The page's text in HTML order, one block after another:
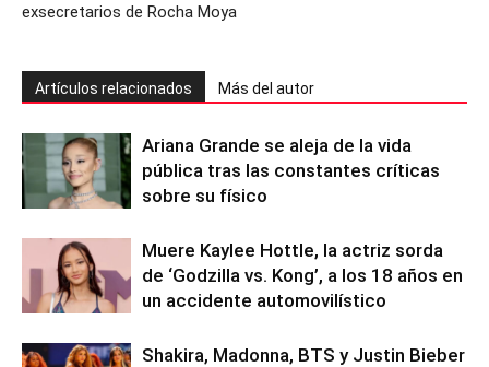
exsecretarios de Rocha Moya
Artículos relacionados Más del autor
Ariana Grande se aleja de la vida
pública tras las constantes críticas
sobre su físico
Muere Kaylee Hottle, la actriz sorda
de ‘Godzilla vs. Kong’, a los 18 años en
un accidente automovilístico
Shakira, Madonna, BTS y Justin Bieber